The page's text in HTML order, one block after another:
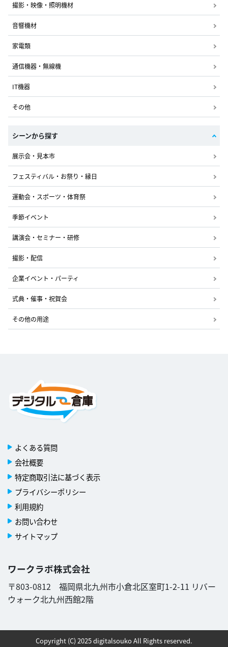
撮影・映像・照明機材
音響機材
家電類
通信機器・無線機
IT機器
その他
シーンから探す
展示会・見本市
フェスティバル・お祭り・縁日
運動会・スポーツ・体育祭
季節イベント
講演会・セミナー・研修
撮影・配信
企業イベント・パーティ
式典・催事・祝賀会
その他の用途
よくある質問
会社概要
特定商取引法に基づく表示
プライバシーポリシー
利用規約
お問い合わせ
サイトマップ
ワークラボ株式会社
〒803-0812 福岡県北九州市小倉北区室町1-2-11 リバー
ウォーク北九州西館2階
Copyright (C) 2025 digitalsouko All Rights reserved.